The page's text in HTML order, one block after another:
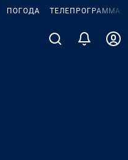
ПОГОДА ТЕЛЕПРОГРАММА